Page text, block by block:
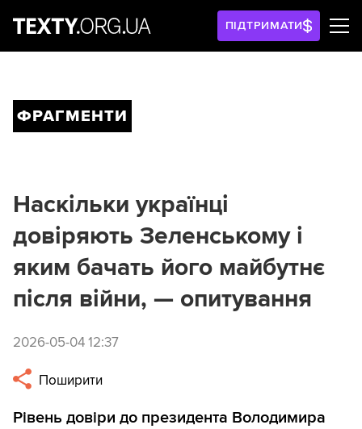
ПІДТРИМАТИ
ФРАГМЕНТИ
Наскільки українці
довіряють Зеленському і
яким бачать його майбутнє
після війни, — опитування
2026-05-04 12:37
Поширити
Рівень довіри до президента Володимира